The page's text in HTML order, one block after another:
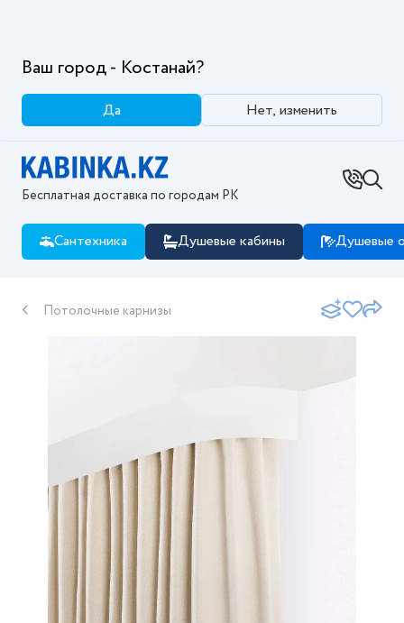
Ваш город - Костанай?
Да Нет, изменить
Бесплатная доставка по городам РК
Сантехника Душевые кабины Душевые
Потолочные карнизы